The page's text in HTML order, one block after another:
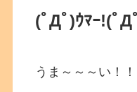
(ﾟДﾟ)ｳﾏｰ!(ﾟД
うま～～～い！！